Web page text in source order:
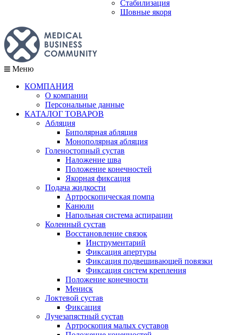
Стабилизация
Шовные якоря
Меню
КОМПАНИЯ
О компании
Персональные данные
КАТАЛОГ ТОВАРОВ
Абляция
Биполярная абляция
Монополярная абляция
Голеностопный сустав
Наложение шва
Положение конечностей
Якорная фиксация
Подача жидкости
Артроскопическая помпа
Канюли
Напольная система аспирации
Коленный сустав
Восстановление связок
Инструментарий
Фиксация апертуры
Фиксация подвешивающей повязки
Фиксация систем крепления
Положение конечности
Мениск
Локтевой сустав
Фиксация
Лучезапястный сустав
Артроскопия малых суставов